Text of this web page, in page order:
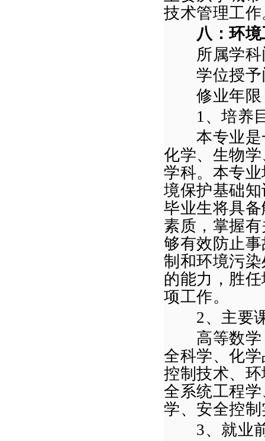
技术管理工作
八：环
所属学科
学位授予
修业年限
1 、培养
本专业是一
化学、生物
学科。本专
境保护基础
毕业生将具
素质，掌握
够有效防止
制和环境污
的能力，胜
项工作。
2 、主要
高等数学（
全科学、化
控制技术、
全系统工程
学、安全控
3、就业